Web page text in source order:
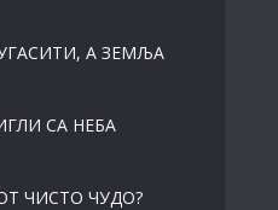
А ЗЕМЉА
СА НЕБА
ЧИСТО ЧУДО?